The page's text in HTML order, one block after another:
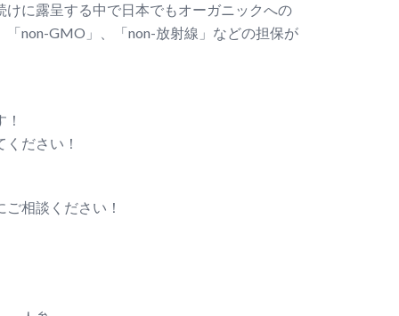
に露呈する中で日本でもオーガニックへの
non-GMO」、「non-放射線」などの担保が
ださい！
相談ください！